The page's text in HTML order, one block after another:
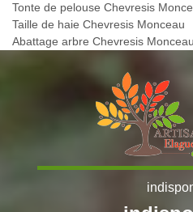
Tonte de pelouse Chevresis
Taille de haie Chevresis Monceau
Abattage arbre Chevresis Monceau